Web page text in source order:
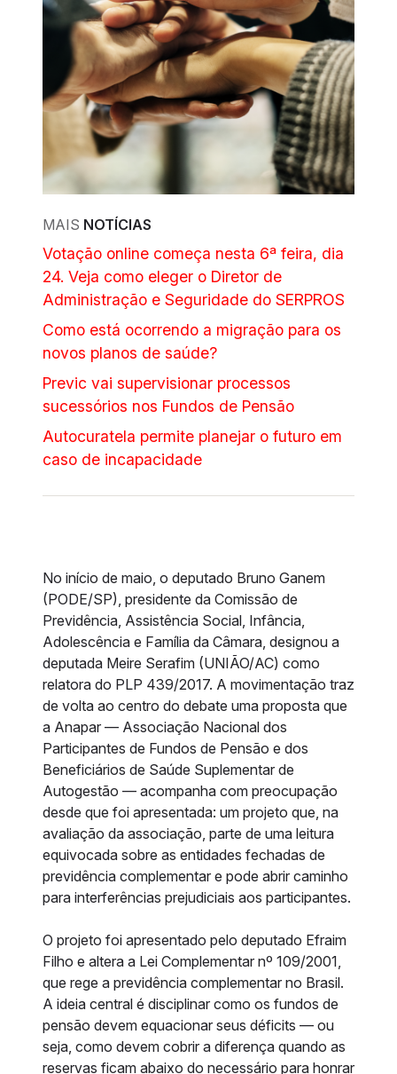
MAIS NOTÍCIAS
Votação online começa nesta 6ª feira, dia
24. Veja como eleger o Diretor de
Administração e Seguridade do SERPROS
Como está ocorrendo a migração para os
novos planos de saúde?
Previc vai supervisionar processos
sucessórios nos Fundos de Pensão
Autocuratela permite planejar o futuro em
caso de incapacidade
No início de maio, o deputado Bruno Ganem
(PODE/SP), presidente da Comissão de
Previdência, Assistência Social, Infância,
Adolescência e Família da Câmara, designou a
deputada Meire Serafim (UNIÃO/AC) como
relatora do PLP 439/2017. A movimentação traz
de volta ao centro do debate uma proposta que
a Anapar — Associação Nacional dos
Participantes de Fundos de Pensão e dos
Beneficiários de Saúde Suplementar de
Autogestão — acompanha com preocupação
desde que foi apresentada: um projeto que, na
avaliação da associação, parte de uma leitura
equivocada sobre as entidades fechadas de
previdência complementar e pode abrir caminho
para interferências prejudiciais aos participantes.
O projeto foi apresentado pelo deputado Efraim
Filho e altera a Lei Complementar nº 109/2001,
que rege a previdência complementar no Brasil.
A ideia central é disciplinar como os fundos de
pensão devem equacionar seus déficits — ou
seja, como devem cobrir a diferença quando as
reservas ficam abaixo do necessário para honrar